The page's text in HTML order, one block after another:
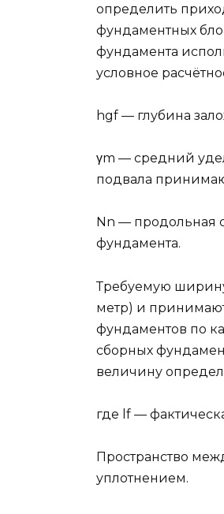
определить
фундаментных
фундамента
условное
hgf — глубина
γm — средний
подвала
Nn — продольная
фундамента.
Требуемую
метр) и
фундаментов по
сборных
величину
где lf —
Пространство
уплотнением.